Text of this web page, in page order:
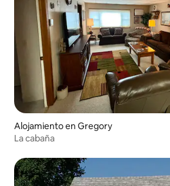
Alojamiento en Gregory
La cabaña